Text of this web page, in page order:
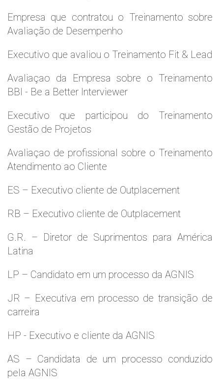
Empresa que contratou o Treinamento sobre
Avaliação de Desempenho
Executivo que avaliou o Treinamento Fit & Lead
Avaliaçao da Empresa sobre o Treinamento
BBI - Be a Better Interviewer
Executivo que participou do Treinamento
Gestão de Projetos
Avaliaçao de profissional sobre o Treinamento
Atendimento ao Cliente
ES – Executivo cliente de Outplacement
RB – Executivo cliente de Outplacement
G.R. – Diretor de Suprimentos para América
Latina
LP – Candidato em um processo da AGNIS
JR – Executiva em processo de transição de
carreira
HP - Executivo e cliente da AGNIS
AS – Candidata de um processo conduzido
pela AGNIS